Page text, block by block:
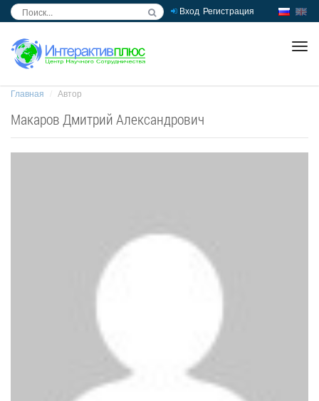
Вход Регистрация
Главная Автор
Макаров Дмитрий Александрович